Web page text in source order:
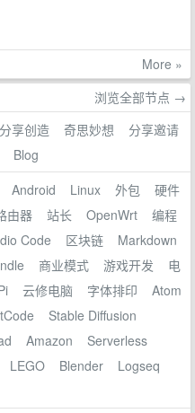
More »
浏览全部节点 →
分享创造 奇思妙想
分享邀请
Blog
Android Linux 外包
硬件
由器 站长 OpenWrt
编程
Code 区块链
Markdown
商业模式 游戏开发
电
云修电脑 字体排印
Atom
Stable Diffusion
Amazon
Serverless
LEGO Blender
Logseq